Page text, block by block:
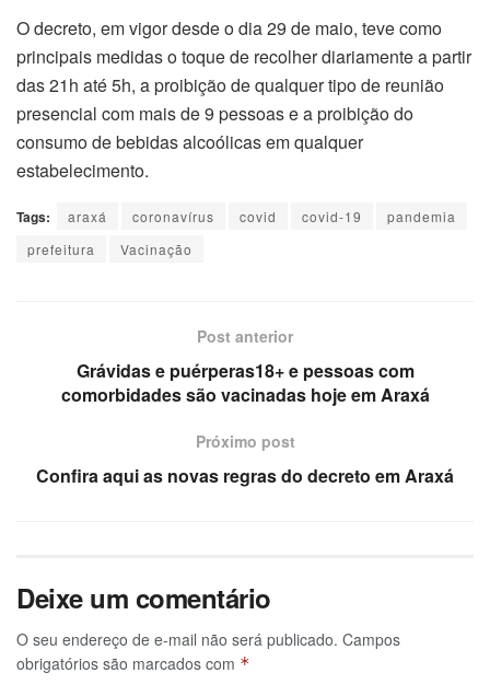
O decreto, em vigor desde o dia 29 de maio, teve como
principais medidas o toque de recolher diariamente a partir
das 21h até 5h, a proibição de qualquer tipo de reunião
presencial com mais de 9 pessoas e a proibição do
consumo de bebidas alcoólicas em qualquer
estabelecimento.
Tags: araxá coronavírus covid covid-19
pandemia
prefeitura
Vacinação
Post anterior
Grávidas e puérperas18+ e pessoas com
comorbidades são vacinadas hoje em Araxá
Próximo post
Confira aqui as novas regras do decreto em Araxá
Deixe um comentário
O seu endereço de e-mail não será publicado. Campos
obrigatórios são marcados com *